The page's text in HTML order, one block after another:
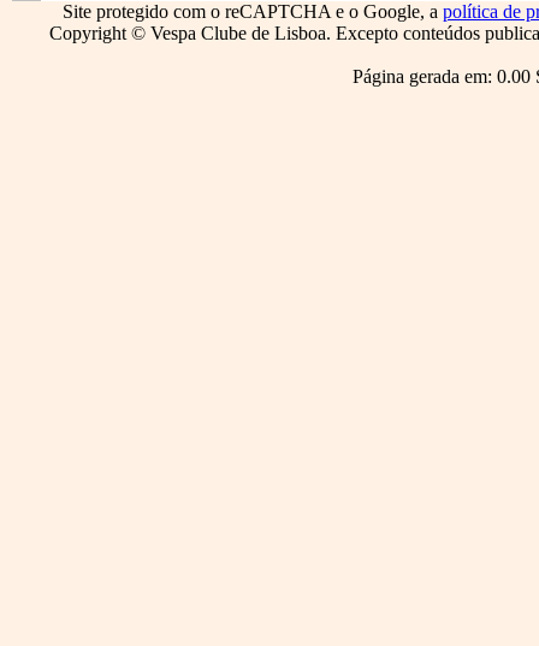
Site protegido com o reCAPTCHA e o Google, a política de
Copyright © Vespa Clube de Lisboa. Excepto conteúdos
Página gerada em: 0.00